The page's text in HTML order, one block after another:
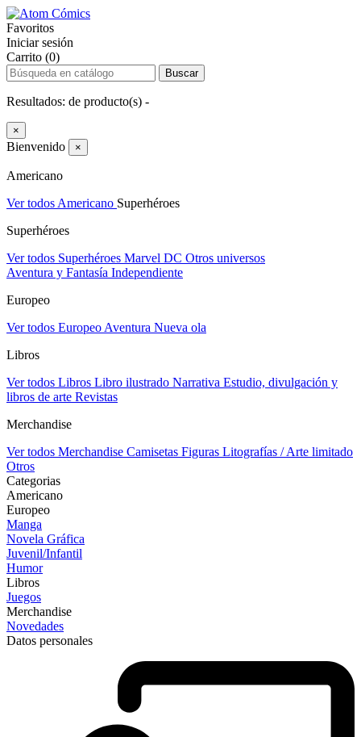
Favoritos
Iniciar sesión
Carrito (0)
Buscar
Resultados: de producto(s) -
×
Bienvenido ×
Americano
Ver todos Americano Superhéroes
Superhéroes
Ver todos Superhéroes Marvel DC Otros universos
Aventura y Fantasía Independiente
Europeo
Ver todos Europeo Aventura Nueva ola
Libros
Ver todos Libros Libro ilustrado Narrativa Estudio, divulgación y
libros de arte Revistas
Merchandise
Ver todos Merchandise Camisetas Figuras Litografías / Arte limitado
Otros
Categorias
Americano
Europeo
Manga
Novela Gráfica
Juvenil/Infantil
Humor
Libros
Juegos
Merchandise
Novedades
Datos personales